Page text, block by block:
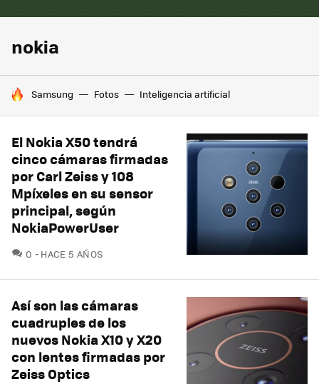
nokia
HOY SE HABLA DE
Samsung Fotos Inteligencia artificial
El Nokia X50 tendrá
cinco cámaras firmadas
por Carl Zeiss y 108
Mpíxeles en su sensor
principal, según
NokiaPowerUser
0 COMENTARIOS
HACE 5 AÑOS
Así son las cámaras
cuadruples de los
nuevos Nokia X10 y X20
con lentes firmadas por
Zeiss Optics